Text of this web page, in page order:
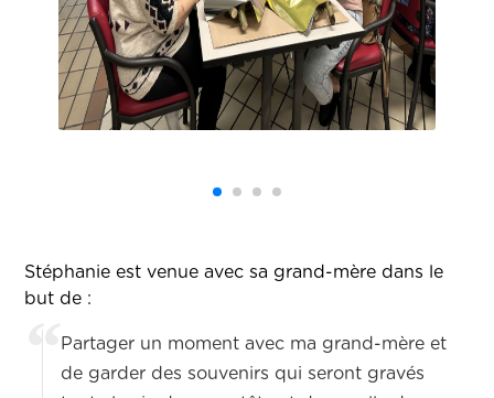
Stéphanie est venue avec sa grand-mère dans le
but de :
Partager un moment avec ma grand-mère et
de garder des souvenirs qui seront gravés